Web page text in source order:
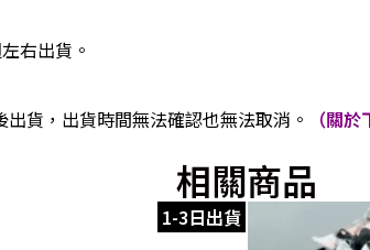
右出貨。
貨，出貨時間無法確認也無法取消。 （關
相關商品
1-3日出貨